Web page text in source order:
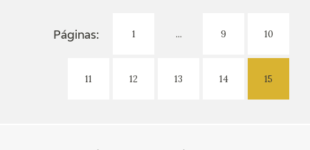
Páginas: 1 ... 9 10
11 12 13 14 15